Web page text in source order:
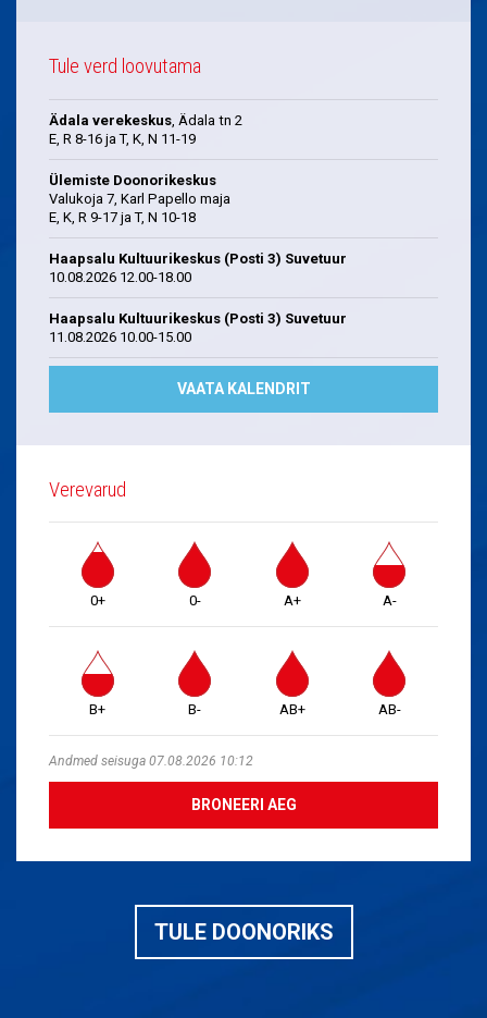
Tule verd loovutama
Ädala verekeskus , Ädala tn 2
E, R 8-16 ja T, K, N 11-19
Ülemiste Doonorikeskus
Valukoja 7, Karl Papello maja
E, K, R 9-17 ja T, N 10-18
Haapsalu Kultuurikeskus (Posti 3) Suvetuur
10.08.2026 12.00-18.00
Haapsalu Kultuurikeskus (Posti 3) Suvetuur
11.08.2026 10.00-15.00
VAATA KALENDRIT
Verevarud
0+ 0- A+ A-
B+ B- AB+ AB-
Andmed seisuga 07.08.2026 10:12
BRONEERI AEG
TULE DOONORIKS